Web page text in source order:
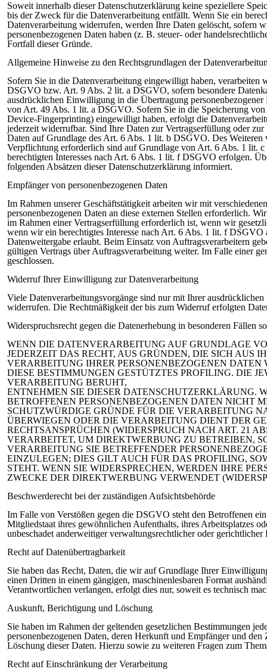
Soweit innerhalb dieser Datenschutzerklärung keine speziellere
bis der Zweck für die Datenverarbeitung entfällt. Wenn Sie ein
Datenverarbeitung widerrufen, werden Ihre Daten gelöscht, sofern
personenbezogenen Daten haben (z. B. steuer- oder
Fortfall dieser Gründe.
Allgemeine Hinweise zu den Rechtsgrundlagen der
Sofern Sie in die Datenverarbeitung eingewilligt haben,
DSGVO bzw. Art. 9 Abs. 2 lit. a DSGVO, sofern besondere
ausdrücklichen Einwilligung in die Übertragung
von Art. 49 Abs. 1 lit. a DSGVO. Sofern Sie in die Speicherung
Device-Fingerprinting) eingewilligt haben, erfolgt die
jederzeit widerrufbar. Sind Ihre Daten zur Vertragserfüllung oder
Daten auf Grundlage des Art. 6 Abs. 1 lit. b DSGVO. Des
Verpflichtung erforderlich sind auf Grundlage von Art. 6 Abs. 1 lit.
berechtigten Interesses nach Art. 6 Abs. 1 lit. f DSGVO erfolgen.
folgenden Absätzen dieser Datenschutzerklärung informiert.
Empfänger von personenbezogenen Daten
Im Rahmen unserer Geschäftstätigkeit arbeiten wir mit
personenbezogenen Daten an diese externen Stellen erforderlich.
im Rahmen einer Vertragserfüllung erforderlich ist, wenn wir
wenn wir ein berechtigtes Interesse nach Art. 6 Abs. 1 lit. f DSGVO
Datenweitergabe erlaubt. Beim Einsatz von Auftragsverarbeitern
gültigen Vertrags über Auftragsverarbeitung weiter. Im Falle einer
geschlossen.
Widerruf Ihrer Einwilligung zur Datenverarbeitung
Viele Datenverarbeitungsvorgänge sind nur mit Ihrer
widerrufen. Die Rechtmäßigkeit der bis zum Widerruf erfolgten
Widerspruchsrecht gegen die Datenerhebung in besonderen
WENN DIE DATENVERARBEITUNG AUF GRUNDLAGE
JEDERZEIT DAS RECHT, AUS GRÜNDEN, DIE SICH AUS
VERARBEITUNG IHRER PERSONENBEZOGENEN
DIESE BESTIMMUNGEN GESTÜTZTES PROFILING. DIE
VERARBEITUNG BERUHT,
ENTNEHMEN SIE DIESER DATENSCHUTZERKLÄRUNG.
BETROFFENEN PERSONENBEZOGENEN DATEN NICHT
SCHUTZWÜRDIGE GRÜNDE FÜR DIE VERARBEITUNG
ÜBERWIEGEN ODER DIE VERARBEITUNG DIENT DER
RECHTSANSPRÜCHEN (WIDERSPRUCH NACH ART. 21
VERARBEITET, UM DIREKTWERBUNG ZU BETREIBEN,
VERARBEITUNG SIE BETREFFENDER
EINZULEGEN; DIES GILT AUCH FÜR DAS PROFILING,
STEHT. WENN SIE WIDERSPRECHEN, WERDEN IHRE
ZWECKE DER DIREKTWERBUNG VERWENDET
Beschwerderecht bei der zuständigen Aufsichtsbehörde
Im Falle von Verstößen gegen die DSGVO steht den Betroffenen
Mitgliedstaat ihres gewöhnlichen Aufenthalts, ihres Arbeitsplatzes
unbeschadet anderweitiger verwaltungsrechtlicher oder gerichtlicher
Recht auf Datenübertragbarkeit
Sie haben das Recht, Daten, die wir auf Grundlage Ihrer
einen Dritten in einem gängigen, maschinenlesbaren Format
Verantwortlichen verlangen, erfolgt dies nur, soweit es technisch
Auskunft, Berichtigung und Löschung
Sie haben im Rahmen der geltenden gesetzlichen Bestimmungen
personenbezogenen Daten, deren Herkunft und Empfänger und
Löschung dieser Daten. Hierzu sowie zu weiteren Fragen zum
Recht auf Einschränkung der Verarbeitung